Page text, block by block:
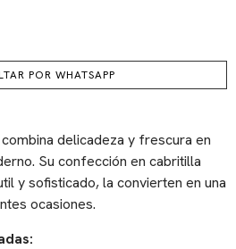
POR WHATSAPP
combina delicadeza y frescura en
Su confección en cabritilla
y sofisticado, la convierten en una
ocasiones.